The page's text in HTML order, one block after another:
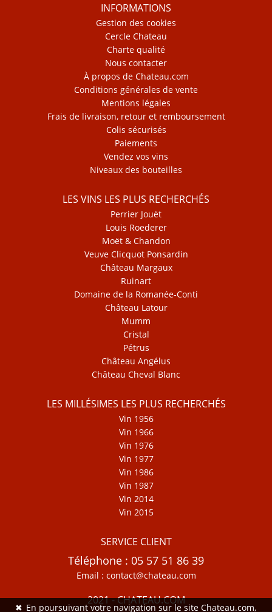
INFORMATIONS
Gestion des cookies
Cercle Chateau
Charte qualité
Nous contacter
À propos de Chateau.com
Conditions générales de vente
Mentions légales
Frais de livraison, retour et remboursement
Colis sécurisés
Paiements
Vendez vos vins
Niveaux des bouteilles
LES VINS LES PLUS RECHERCHÉS
Perrier Jouët
Louis Roederer
Moët & Chandon
Veuve Clicquot Ponsardin
Château Margaux
Ruinart
Domaine de la Romanée-Conti
Château Latour
Mumm
Cristal
Pétrus
Château Angélus
Château Cheval Blanc
LES MILLÉSIMES LES PLUS RECHERCHÉS
Vin 1956
Vin 1966
Vin 1976
Vin 1977
Vin 1986
Vin 1987
Vin 2014
Vin 2015
SERVICE CLIENT
Téléphone : 05 57 51 86 39
Email : contact@chateau.com
2021 - CHATEAU.COM
✖ En poursuivant votre navigation sur le site Chateau.com,